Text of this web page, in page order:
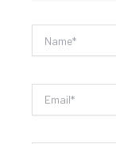
Name*
Email*